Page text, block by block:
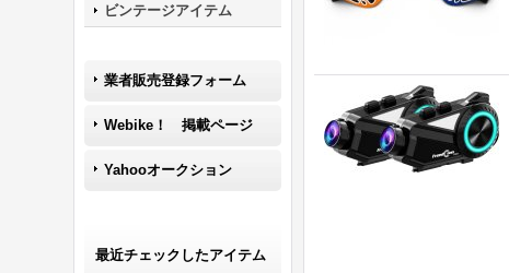
ビンテージアイテム
業者販売登録フォーム
Webike！ 掲載ページ
Yahooオークション
最近チェックしたアイテム